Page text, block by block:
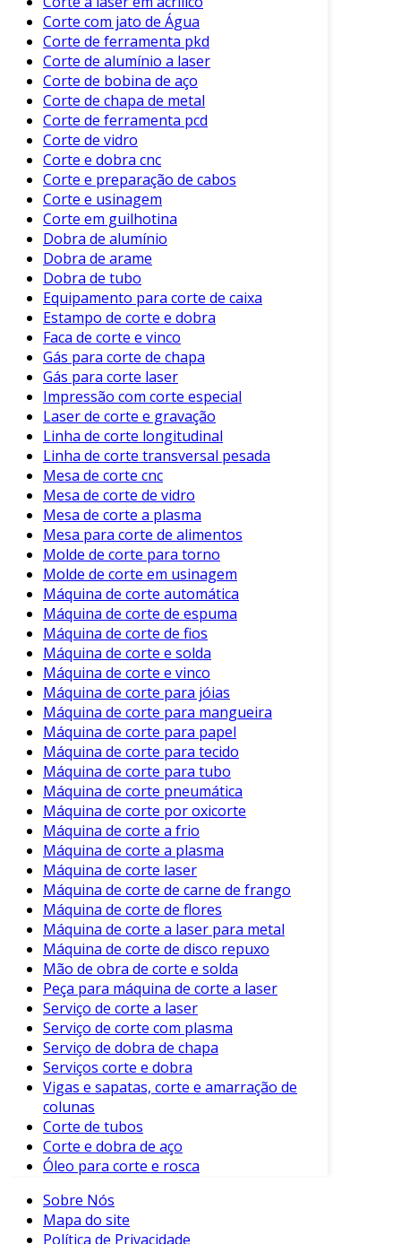
são vastas. A seguir, apresentamos algumas
das principais indústrias que se beneficiam
desse equipamento:
Indústria Automotiva: Utilizada no corte
de tubos para montagem de chassis e
sistemas de escapamento.
Construção Civil: Empregada para cortar
tubos utilizados em estruturas metálicas e
sistemas hidráulicos.
Petróleo e Gás: Essencial no preparo de
tubos para dutos e estruturas
subaquáticas.
Indústria de Móveis: Usada na produção
de estruturas de móveis metálicos,
aumentando a eficiência da produção.
Além disso, a máquina de corte para tubo pode
ser utilizada em oficinas de reparo, onde cortes
personalizados são frequentemente
necessários.
Considerações Finais
Em suma, a máquina de corte para tubo é uma
ferramenta imprescindível para a indústria
moderna. Oferecendo precisão, eficiência e
versatilidade, ela se adapta às exigências de
diferentes setores.
Principais Vantagens da Máquina de
Corte para Tubo:
Precisão no Corte: Garantia de medidas
exatas em cada peça produzida.
Versatilidade: Capacidade de trabalhar
com diversos materiais e diâmetros.
Eficiência Aumentada: Redução do
tempo de produção e aumento da
quantidade de cortes.
Baixa Manutenção: Projetada para
operação contínua com pouco tempo de
inatividade.
Consequentemente, a escolha da máquina de
corte adequada pode elevar a qualidade da
produção e otimizar os processos industriais.
Portanto, invista em tecnologia de ponta para
garantir eficiência e competitividade no
mercado. A máquina de corte para tubo se
revela, assim, uma decisão estratégica para
qualquer indústria que busque se destacar.
Corte com jato de Água
Corte de ferramenta pkd
Corte de alumínio a laser
Corte de bobina de aço
Corte de chapa de metal
Corte de ferramenta pcd
Corte de vidro
Corte e dobra cnc
Corte e preparação de cabos
Corte e usinagem
Corte em guilhotina
Dobra de alumínio
Dobra de arame
Dobra de tubo
Equipamento para corte de caixa
Estampo de corte e dobra
Faca de corte e vinco
Gás para corte de chapa
Gás para corte laser
Impressão com corte especial
Laser de corte e gravação
Linha de corte longitudinal
Linha de corte transversal pesada
Mesa de corte cnc
Mesa de corte de vidro
Mesa de corte a plasma
Mesa para corte de alimentos
Molde de corte para torno
Molde de corte em usinagem
Máquina de corte automática
Máquina de corte de espuma
Máquina de corte de fios
Máquina de corte e solda
Máquina de corte e vinco
Máquina de corte para jóias
Máquina de corte para mangueira
Máquina de corte para papel
Máquina de corte para tecido
Máquina de corte para tubo
Máquina de corte pneumática
Máquina de corte por oxicorte
Máquina de corte a frio
Máquina de corte a plasma
Máquina de corte laser
Máquina de corte de carne de frango
Máquina de corte de flores
Máquina de corte a laser para metal
Máquina de corte de disco repuxo
Mão de obra de corte e solda
Peça para máquina de corte a laser
Serviço de corte a laser
Serviço de corte com plasma
Serviço de dobra de chapa
Serviços corte e dobra
Vigas e sapatas, corte e amarração de
colunas
Corte de tubos
Corte e dobra de aço
Óleo para corte e rosca
Sobre Nós
Mapa do site
Política de Privacidade